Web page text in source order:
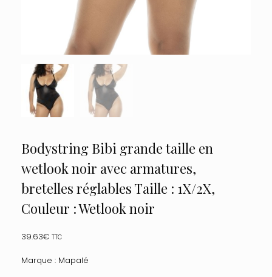
Bodystring Bibi grande taille en
wetlook noir avec armatures,
bretelles réglables Taille : 1X/2X,
Couleur : Wetlook noir
39.63€ TTC
Marque : Mapalé